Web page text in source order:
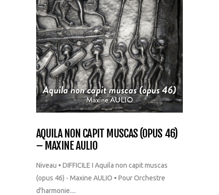
AQUILA NON CAPIT MUSCAS (OPUS 46)
– MAXINE AULIO
Niveau • DIFFICILE I Aquila non capit muscas
(opus 46) - Maxine AULIO • Pour Orchestre
d'harmonie....